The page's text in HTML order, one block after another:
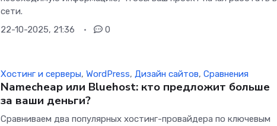
сети.
22-10-2025, 21:36
0
Хостинг и серверы,WordPress,Дизайн сайтов,Сравнения
Namecheap или Bluehost: кто предложит больше
за ваши деньги?
Сравниваем два популярных хостинг-провайдера по ключевым